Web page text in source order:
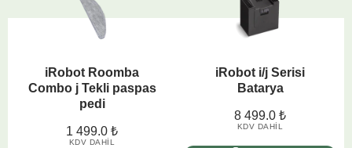
iRobot Roomba
Combo j Tekli paspas
pedi
1 499.0 ₺
KDV DAHIL
iRobot i/j Serisi
Batarya
8 499.0 ₺
KDV DAHIL